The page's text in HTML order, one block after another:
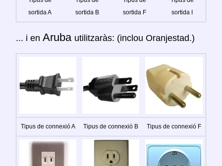
sortida A
sortida B
sortida F
sortida I
... i en Aruba utilitzaràs: (inclou Oranjestad.)
Tipus de connexió A Tipus de connexió B Tipus de connexió F